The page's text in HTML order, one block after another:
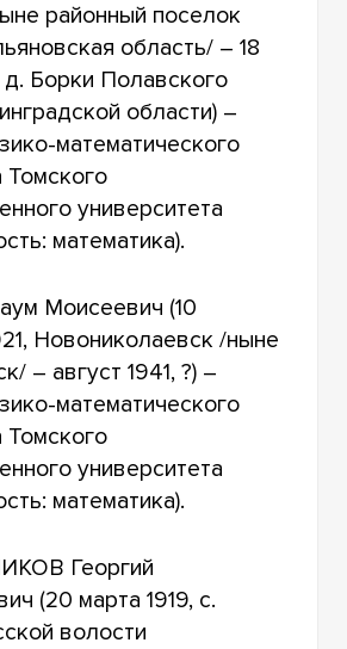
районный поселок
область/ – 18
д. Борки Полавского
области) –
математического
Томского
университета
математика).
Моисеевич (10
Новониколаевск /ныне
– август 1941, ?) –
математического
Томского
университета
математика).
Георгий
(20 марта 1919, с.
волости